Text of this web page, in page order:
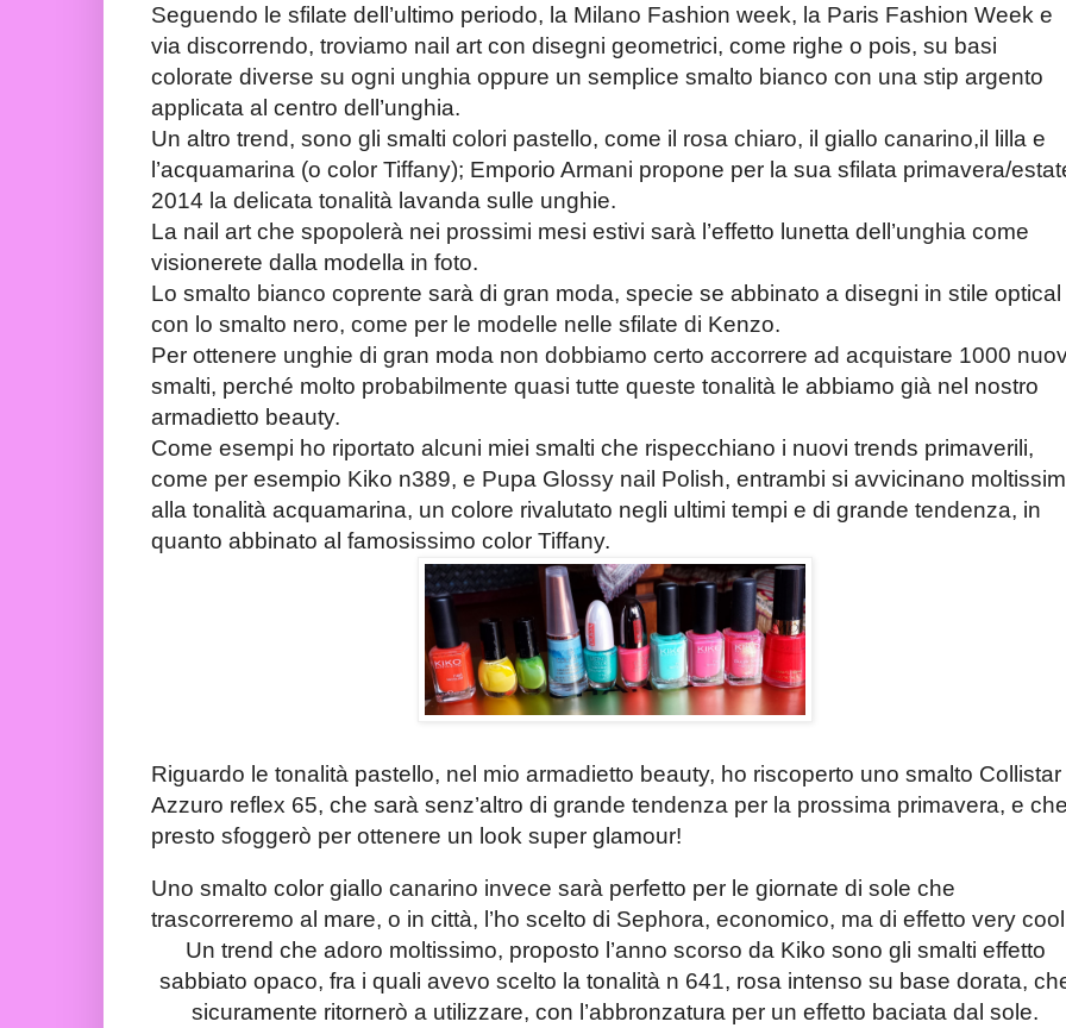
Seguendo le sfilate dell’ultimo periodo, la Milano Fashion week, la Paris Fashion Week e
via discorrendo, troviamo nail art con disegni geometrici, come righe o pois, su basi
colorate diverse su ogni unghia oppure un semplice smalto bianco con una stip argento
applicata al centro dell’unghia.
Un altro trend, sono gli smalti colori pastello, come il rosa chiaro, il giallo canarino,il lilla e
l’acquamarina (o color Tiffany); Emporio Armani propone per la sua sfilata primavera/
2014 la delicata tonalità lavanda sulle unghie.
La nail art che spopolerà nei prossimi mesi estivi sarà l’effetto lunetta dell’unghia come
visionerete dalla modella in foto.
Lo smalto bianco coprente sarà di gran moda, specie se abbinato a disegni in stile optical
con lo smalto nero, come per le modelle nelle sfilate di Kenzo.
Per ottenere unghie di gran moda non dobbiamo certo accorrere ad acquistare 1000
smalti, perché molto probabilmente quasi tutte queste tonalità le abbiamo già nel nostro
armadietto beauty.
Come esempi ho riportato alcuni miei smalti che rispecchiano i nuovi trends primaverili,
come per esempio Kiko n389, e Pupa Glossy nail Polish, entrambi si avvicinano
alla tonalità acquamarina, un colore rivalutato negli ultimi tempi e di grande tendenza, in
quanto abbinato al famosissimo color Tiffany.
Riguardo le tonalità pastello, nel mio armadietto beauty, ho riscoperto uno smalto Collistar
Azzuro reflex 65, che sarà senz’altro di grande tendenza per la prossima primavera, e
presto sfoggerò per ottenere un look super glamour!
Uno smalto color giallo canarino invece sarà perfetto per le giornate di sole che
trascorreremo al mare, o in città, l’ho scelto di Sephora, economico, ma di effetto very
Un trend che adoro moltissimo, proposto l’anno scorso da Kiko sono gli smalti effetto
sabbiato opaco, fra i quali avevo scelto la tonalità n 641, rosa intenso su base dorata,
sicuramente ritornerò a utilizzare, con l’abbronzatura per un effetto baciata dal sole.